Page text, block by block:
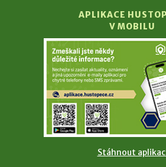
APLIKACE
V MOBILU
Stáhnout